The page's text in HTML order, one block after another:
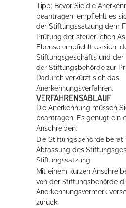
Tipp: Bevor Sie die
beantragen, empfiehlt es
der Stiftungssatzung dem
Prüfung der steuerlichen
Ebenso empfiehlt es sich,
Stiftungsgeschäfts und der
der Stiftungsbehörde zur
Dadurch verkürzt sich das
Anerkennungsverfahren.
VERFAHRENSABLAUF
Die Anerkennung müssen
beantragen. Es genügt ein
Anschreiben.
Die Stiftungsbehörde berät
Abfassung des
Stiftungssatzung.
Mit einem kurzen
von der Stiftungsbehörde
Anerkennungsvermerk
zurück.